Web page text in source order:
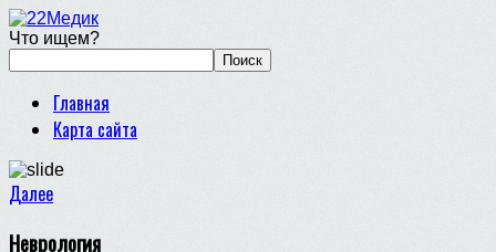
Что ищем?
Главная
Карта сайта
Далее
Неврология